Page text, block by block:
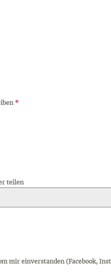
*
teilen
mir einverstanden (Facebook,